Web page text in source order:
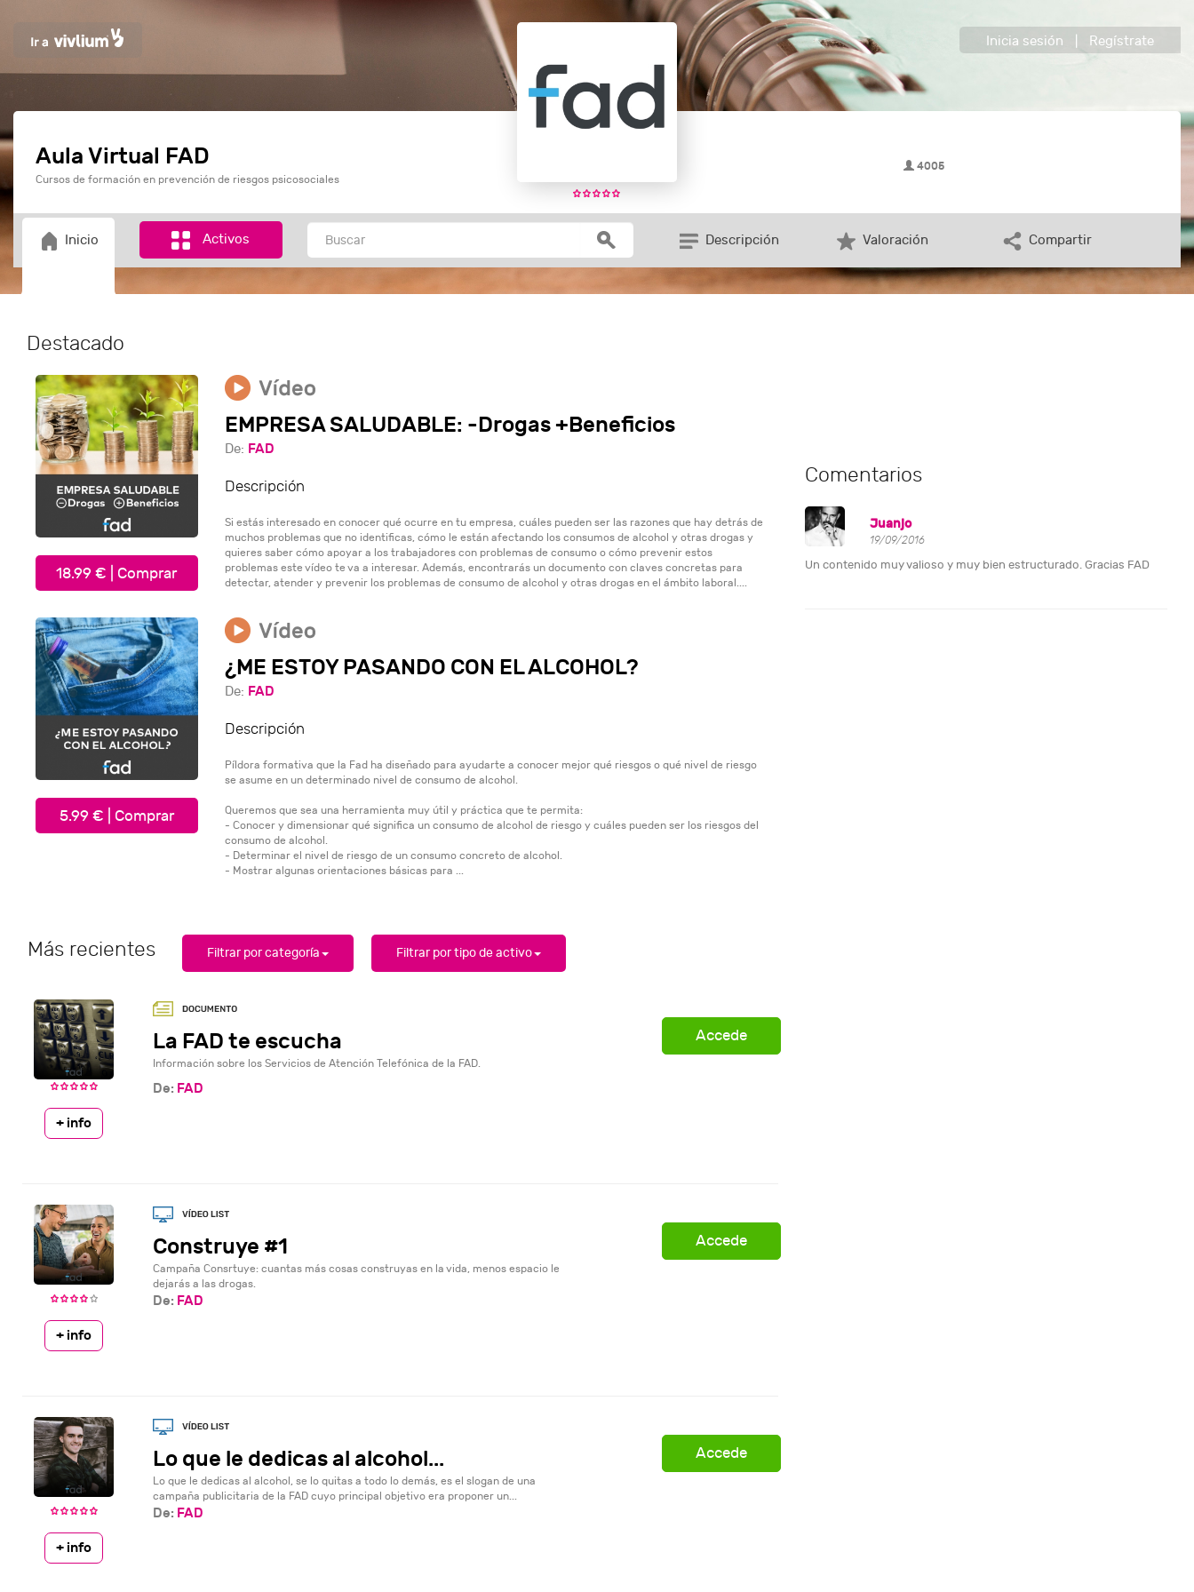
Inicia sesión Regístrate
Aula Virtual FAD
Cursos de formación en prevención de riesgos psicosociales
4005
Inicio Activos Descripción Valoración Compartir
Destacado
18.99 € | Comprar
EMPRESA SALUDABLE: -Drogas +Beneficios
De: FAD
Descripción
Si estás interesado en conocer qué ocurre en tu empresa, cuáles pueden ser las razones que hay detrás de
muchos problemas que no identificas, cómo le están afectando los consumos de alcohol y otras drogas y
quieres saber cómo apoyar a los trabajadores con problemas de consumo o cómo prevenir estos
problemas este vídeo te va a interesar. Además, encontrarás un documento con claves concretas para
detectar, atender y prevenir los problemas de consumo de alcohol y otras drogas en el ámbito laboral....
5.99 € | Comprar
¿ME ESTOY PASANDO CON EL ALCOHOL?
De: FAD
Descripción
Píldora formativa que la Fad ha diseñado para ayudarte a conocer mejor qué riesgos o qué nivel de riesgo
se asume en un determinado nivel de consumo de alcohol.
Queremos que sea una herramienta muy útil y práctica que te permita:
- Conocer y dimensionar qué significa un consumo de alcohol de riesgo y cuáles pueden ser los riesgos del
consumo de alcohol.
- Determinar el nivel de riesgo de un consumo concreto de alcohol.
- Mostrar algunas orientaciones básicas para ...
Más recientes Filtrar por categoría Filtrar por tipo de activo
La FAD te escucha
Información sobre los Servicios de Atención Telefónica de la FAD.
Accede
+ info
De: FAD
Construye #1
Campaña Consrtuye: cuantas más cosas construyas en la vida, menos espacio le
dejarás a las drogas.
Accede
+ info
De: FAD
Lo que le dedicas al alcohol...
Lo que le dedicas al alcohol, se lo quitas a todo lo demás, es el slogan de una
campaña publicitaria de la FAD cuyo principal objetivo era proponer un...
Accede
+ info
De: FAD
Comentarios
Juanjo
19/09/2016
Un contenido muy valioso y muy bien estructurado. Gracias FAD